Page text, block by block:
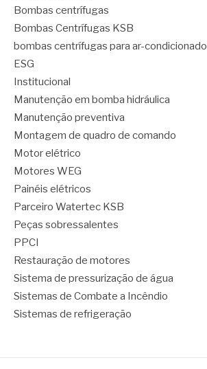
Bombas centrífugas
Bombas Centrífugas KSB
bombas centrífugas para ar-condicionado
ESG
Institucional
Manutenção em bomba hidráulica
Manutenção preventiva
Montagem de quadro de comando
Motor elétrico
Motores WEG
Painéis elétricos
Parceiro Watertec KSB
Peças sobressalentes
PPCI
Restauração de motores
Sistema de pressurização de água
Sistemas de Combate a Incêndio
Sistemas de refrigeração